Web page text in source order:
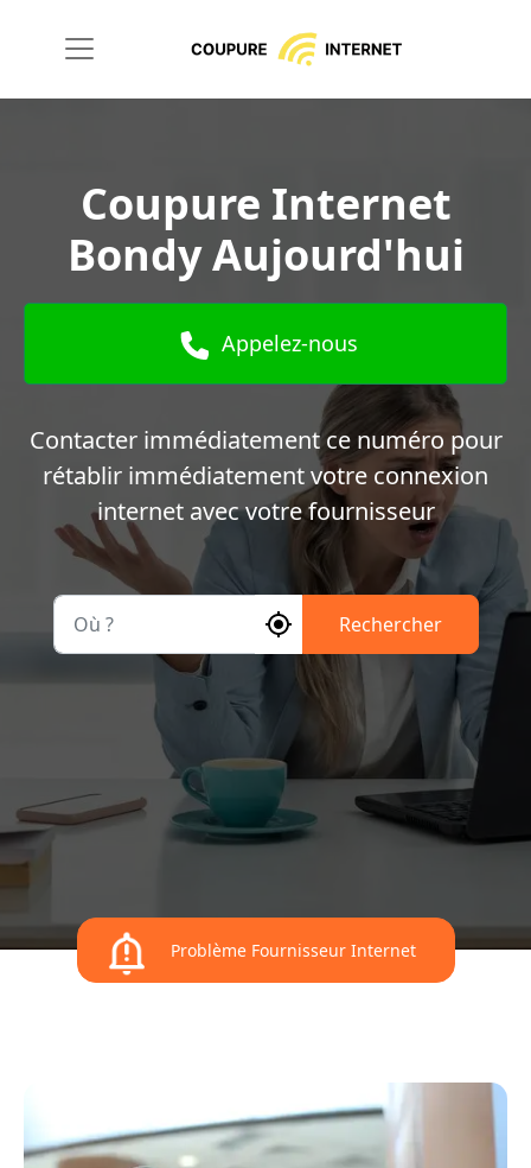
Coupure Internet
Bondy Aujourd'hui
Appelez-nous
Contacter immédiatement ce numéro pour
rétablir immédiatement votre connexion
internet avec votre fournisseur
Rechercher
Problème Fournisseur Internet